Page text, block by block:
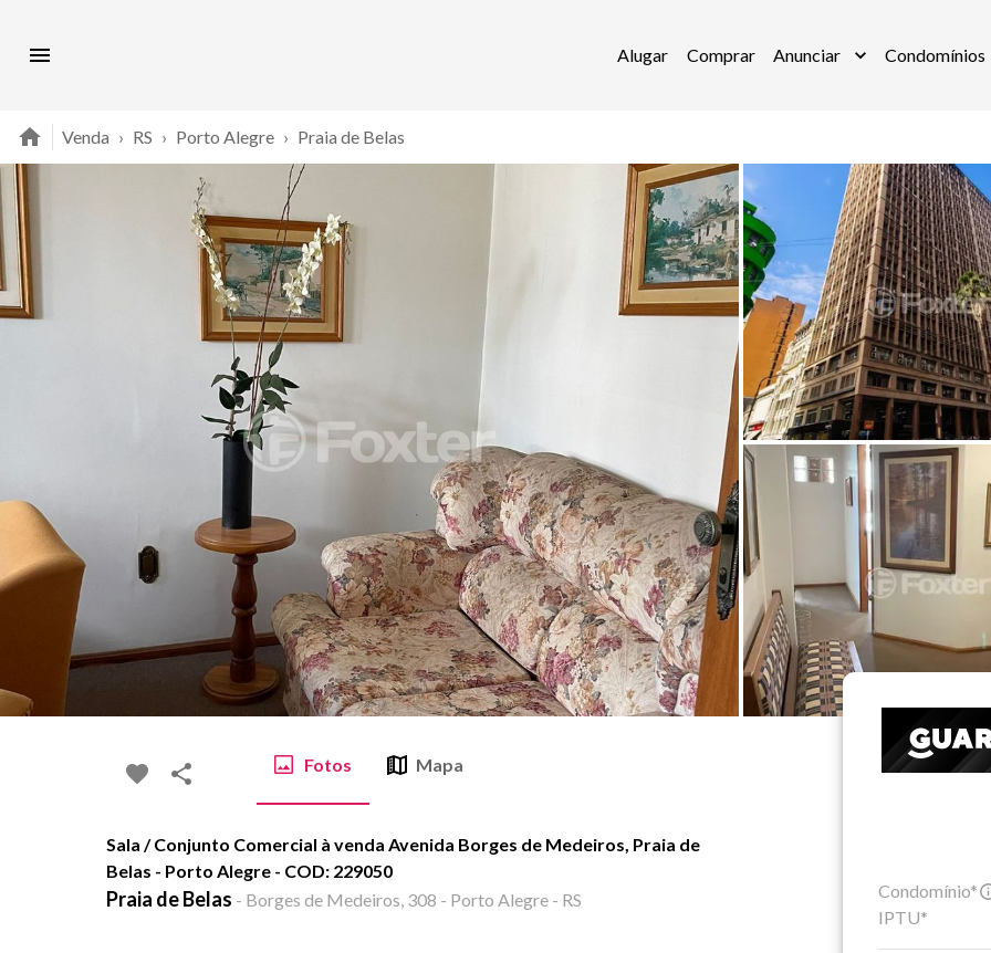
Alugar Comprar Anunciar Condomínios
Venda › RS › Porto Alegre › Praia de Belas
Fotos Mapa
Sala / Conjunto Comercial à venda Avenida Borges de Medeiros, Praia de
Belas - Porto Alegre - COD: 229050
Praia de Belas - Borges de Medeiros, 308 - Porto Alegre - RS Condomínio*
IPTU*